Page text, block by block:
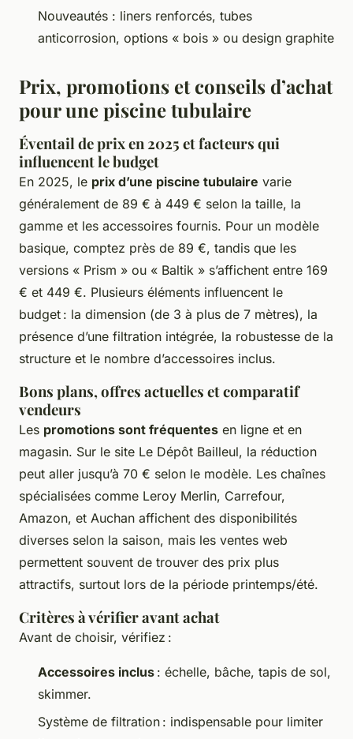
Nouveautés : liners renforcés, tubes
anticorrosion, options « bois » ou design graphite
Prix, promotions et conseils d’achat
pour une piscine tubulaire
Éventail de prix en 2025 et facteurs qui
influencent le budget
En 2025, le prix d’une piscine tubulaire varie
généralement de 89 € à 449 € selon la taille, la
gamme et les accessoires fournis. Pour un modèle
basique, comptez près de 89 €, tandis que les
versions « Prism » ou « Baltik » s’affichent entre 169
€ et 449 €. Plusieurs éléments influencent le
budget : la dimension (de 3 à plus de 7 mètres), la
présence d’une filtration intégrée, la robustesse de la
structure et le nombre d’accessoires inclus.
Bons plans, offres actuelles et comparatif
vendeurs
Les promotions sont fréquentes en ligne et en
magasin. Sur le site Le Dépôt Bailleul, la réduction
peut aller jusqu’à 70 € selon le modèle. Les chaînes
spécialisées comme Leroy Merlin, Carrefour,
Amazon, et Auchan affichent des disponibilités
diverses selon la saison, mais les ventes web
permettent souvent de trouver des prix plus
attractifs, surtout lors de la période printemps/été.
Critères à vérifier avant achat
Avant de choisir, vérifiez :
Accessoires inclus : échelle, bâche, tapis de sol,
skimmer.
Système de filtration : indispensable pour limiter